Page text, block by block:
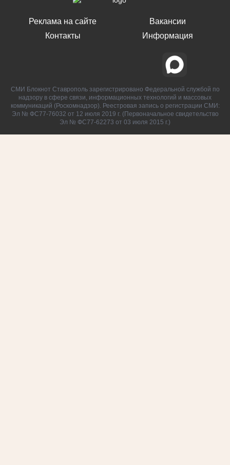
Реклама на сайте
Контакты
Вакансии
Информация
СМИ Блокнот Ставрополь зарегистрировано Федеральной службой по
надзору в сфере связи, информационных технологий и массовых
коммуникаций (Роскомнадзор). Реестровая запись о регистрации СМИ:
Эл № ФС77-76032 от 12 июля 2019 г. (Первоначальное свидетельство
Эл № ФС77-62273 от 03 июля 2015 г.)